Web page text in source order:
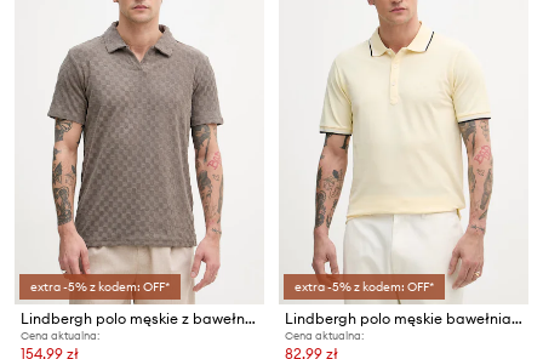
extra -5% z kodem: OFF*
Lindbergh polo męskie z bawełną
Cena aktualna:
154,99 zł
extra -5% z kodem: OFF*
Lindbergh polo męskie bawełniane
Cena aktualna:
82,99 zł